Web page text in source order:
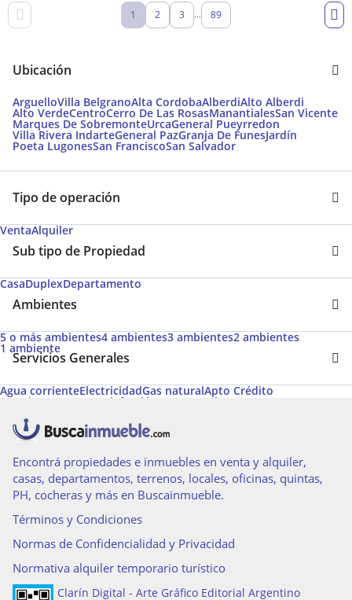
1 2 3 ... 89
Ubicación
ArguelloVilla BelgranoAlta CordobaAlberdiAlto Alberdi
Alto VerdeCentroCerro De Las RosasManantialesSan Vicente
Marques De SobremonteUrcaGeneral Pueyrredon
Villa Rivera IndarteGeneral PazGranja De FunesJardín
Poeta LugonesSan FranciscoSan Salvador
Tipo de operación
VentaAlquiler
Sub tipo de Propiedad
CasaDuplexDepartamento
Ambientes
5 o más ambientes4 ambientes3 ambientes2 ambientes
1 ambiente
Servicios Generales
Agua corrienteElectricidadGas naturalApto Crédito
Permite Mascotas Calefacción Desayunador
Aire acondicionado individual
AmobladoAcceso para personas con movilidad reducida
Espacio para vehículo
Acepta Garantías de Alquiler de ArgenpropHogar a leña
Gas envasado
Encontrá propiedades e inmuebles en venta y alquiler,
casas, departamentos, terrenos, locales, oficinas, quintas,
PH, cocheras y más en Buscainmueble.
Términos y Condiciones
Normas de Confidencialidad y Privacidad
Normativa alquiler temporario turístico
Clarín Digital - Arte Gráfico Editorial Argentino